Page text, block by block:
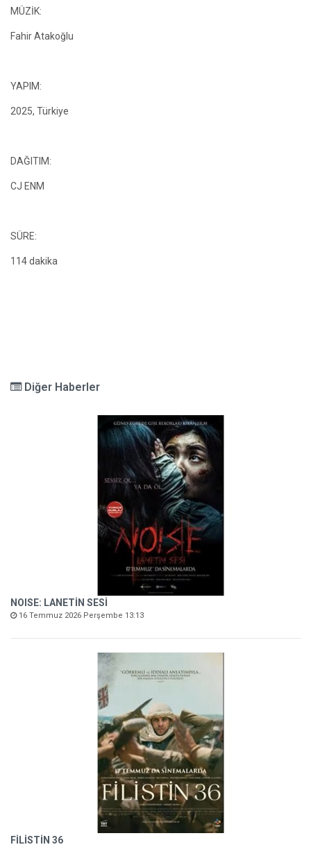
MÜZİK:
Fahir Atakoğlu
YAPIM:
2025, Türkiye
DAĞITIM:
CJ ENM
SÜRE:
114 dakika
Diğer Haberler
NOISE: LANETİN SESİ
16 Temmuz 2026 Perşembe 13:13
FİLİSTİN 36